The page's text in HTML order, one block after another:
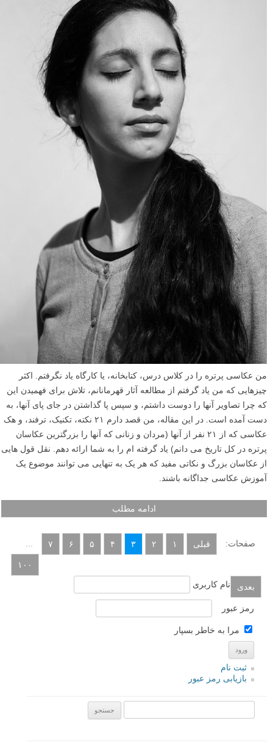
من عکاسی پرتره را در کلاس درس، کتابخانه، یا کارگاه یاد نگرفتم. اکثر
چیزهایی که من یاد گرفتم از مطالعه آثار قهرمانانم، تلاش برای فهمیدن این
که چرا تصاویر آنها را دوست داشتم، و سپس پا گذاشتن در جای پای آنها، به
دست آمده است. در این مقاله، من قصد دارم ۲۱ نکته، تکنیک، ترفند، و هک
عکاسی که از ۲۱ نفر از آنها (مردان و زنانی که آنها را بزرگترین عکاسان
پرتره در کل تاریخ می دانم) یاد گرفته ام را به شما ارائه دهم. نقل قول هایی
از عکاسان بزرگ و نکاتی مفید که هر یک به تنهایی می توانند موضوع یک
آموزش عکاسی جداگانه باشند.
ادامه مطلب
صفحات: قبلی ۱ ۲ ۳ ۴ ۵ ۶ ۷ ...
۱۰۰
بعدی نام کاربری
رمز عبور
مرا به خاطر بسپار
ثبت نام
بازیابی رمز عبور